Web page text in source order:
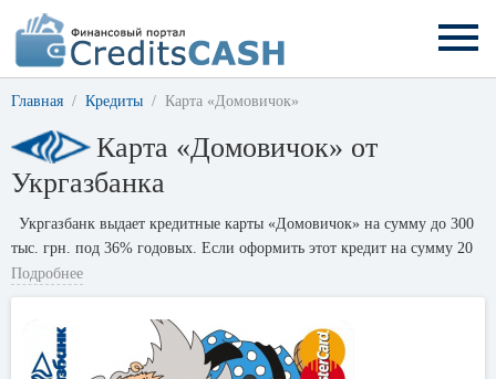
Главная Кредиты Карта «Домовичок»
Карта «Домовичок» от
Укргазбанка
Укргазбанк выдает кредитные карты «Домовичок» на сумму до 300
тыс. грн. под 36% годовых. Если оформить этот кредит на сумму 20
000 гривен на 12 месяцев, то переплата составит 4 111 гривен.
Подробнее